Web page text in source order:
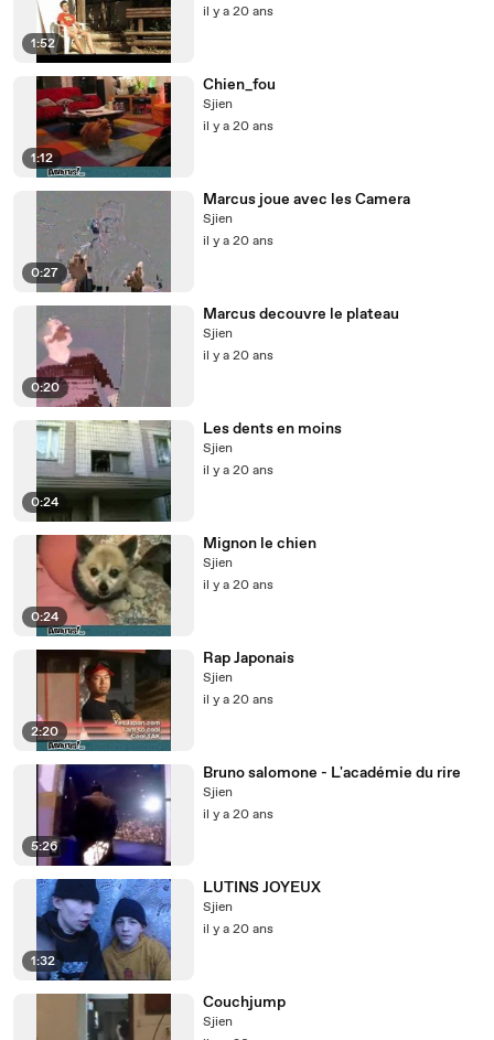
1:52
il y a 20 ans
1:12
Chien_fou
Sjien
il y a 20 ans
0:27
Marcus joue avec les Camera
Sjien
il y a 20 ans
0:20
Marcus decouvre le plateau
Sjien
il y a 20 ans
0:24
Les dents en moins
Sjien
il y a 20 ans
0:24
Mignon le chien
Sjien
il y a 20 ans
2:20
Rap Japonais
Sjien
il y a 20 ans
5:26
Bruno salomone - L'académie du rire
Sjien
il y a 20 ans
1:32
LUTINS JOYEUX
Sjien
il y a 20 ans
Couchjump
Sjien